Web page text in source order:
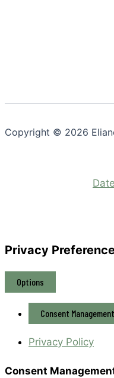
Copyright © 2026
Privacy
Options
Consent Management
Privacy Policy
Consent